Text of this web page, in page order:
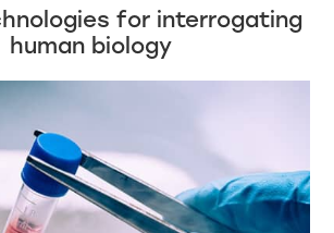
for interrogating
human biology